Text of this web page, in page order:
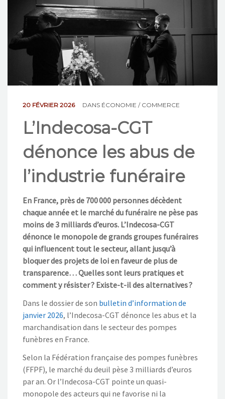
LA CCA-GE
NOS ACTIONS
20 FÉVRIER 2026 DANS ÉCONOMIE / COMMERCE
L’Indecosa-CGT
dénonce les abus de
l’industrie funéraire
En France, près de 700 000 personnes décèdent
chaque année et le marché du funéraire ne pèse pas
moins de 3 milliards d’euros. L’Indecosa-CGT
dénonce le monopole de grands groupes funéraires
qui influencent tout le secteur, allant jusqu’à
bloquer des projets de loi en faveur de plus de
transparence… Quelles sont leurs pratiques et
comment y résister ? Existe-t-il des alternatives ?
Dans le dossier de son bulletin d’information de
janvier 2026, l’Indecosa-CGT dénonce les abus et la
marchandisation dans le secteur des pompes
funèbres en France.
Selon la Fédération française des pompes funèbres
(FFPF), le marché du deuil pèse 3 milliards d’euros
par an. Or l’Indecosa-CGT pointe un quasi-
monopole des acteurs qui ne favorise ni la